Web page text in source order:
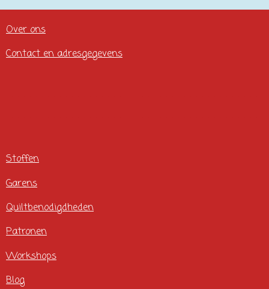
Over ons
Contact en adresgegevens
Stoffen
Garens
Quiltbenodigdheden
Patronen
Workshops
Blog